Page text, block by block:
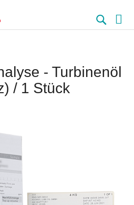
Suche
- Turbinenöl
/ 1 Stück